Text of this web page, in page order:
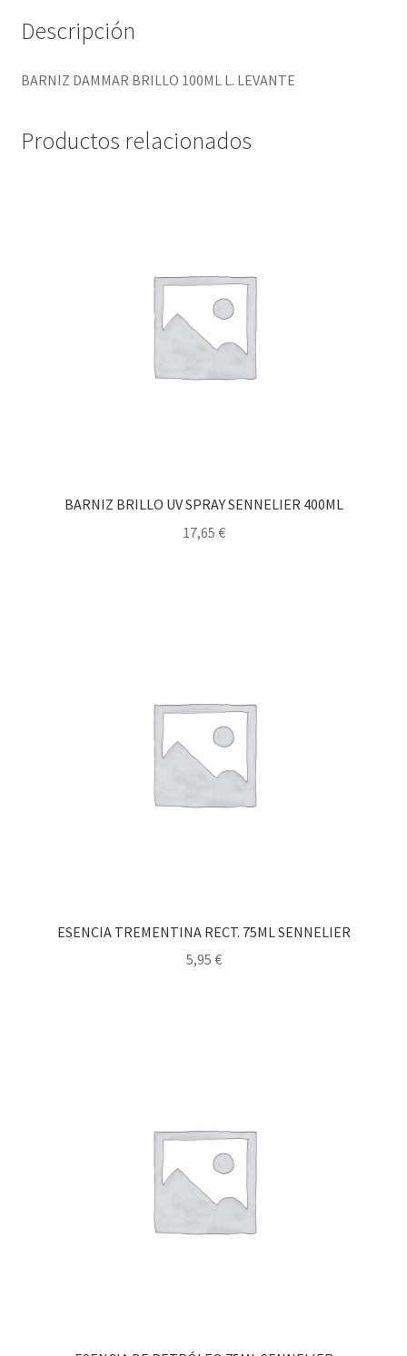
Descripción
BARNIZ DAMMAR BRILLO 100ML L. LEVANTE
Productos relacionados
BARNIZ BRILLO UV SPRAY SENNELIER 400ML
17,65 €
ESENCIA TREMENTINA RECT. 75ML SENNELIER
5,95 €